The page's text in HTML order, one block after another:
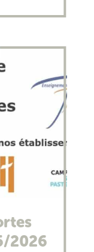
2026